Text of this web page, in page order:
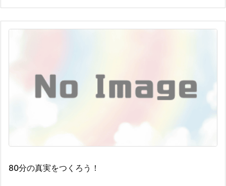
80分の真実をつくろう！